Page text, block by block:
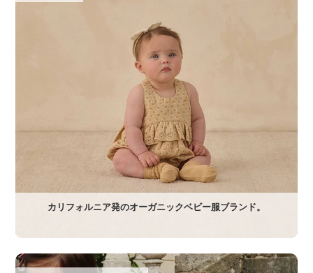
カリフォルニア発のオーガニックベビー服ブランド。